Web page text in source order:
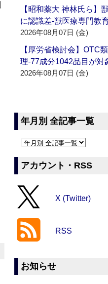
【昭和薬大 神林氏ら】
に認識差‐獣医療専門教
2026年08月07日 (金)
【厚労省検討会】OTC
理‐77成分1042品目が対
2026年08月07日 (金)
年月別 全記事一覧
アカウント・RSS
X (Twitter)
RSS
お知らせ